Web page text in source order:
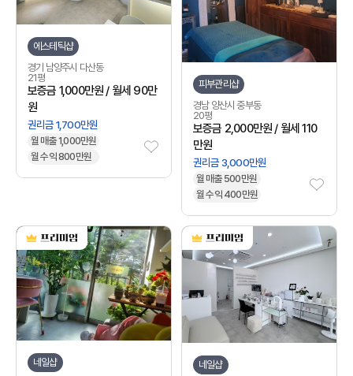
에스테틱샵
경기 남양주시 다산동
21평
보증금 1,000만원 / 월세 90만
원
권리금 1,700만원
월 매출 1,000만원
월 수익 800만원
피부관리샵
경남 양산시 중부동
20평
보증금 2,000만원 / 월세 110
만원
권리금 3,000만원
월 매출 500만원
월 수익 400만원
네일샵
네일샵